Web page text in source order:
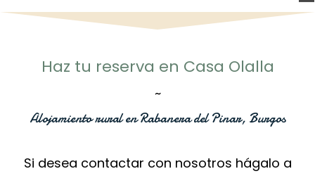
Haz tu reserva en Casa Olalla
~
Alojamiento rural en Rabanera del Pinar, Burgos
Si desea contactar con nosotros hágalo a